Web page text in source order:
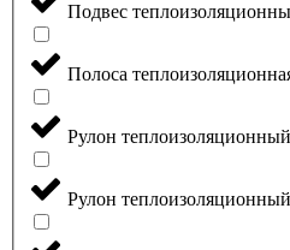
Подвес
Полоса
Рулон теплоизоляционный
Рулон